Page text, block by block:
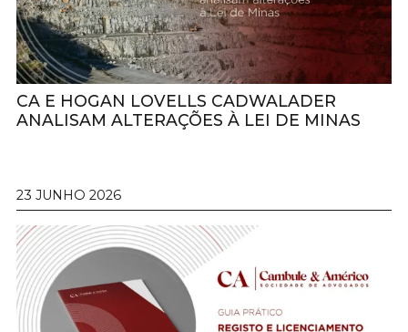
CA E HOGAN LOVELLS CADWALADER
ANALISAM ALTERAÇÕES À LEI DE MINAS
23 JUNHO 2026